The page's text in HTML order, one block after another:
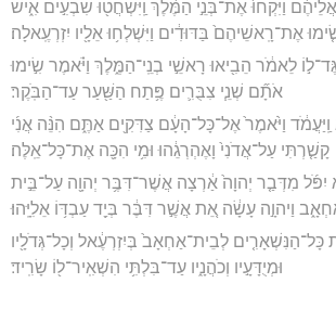
וַיִּקְחוּ֙ אֶת־בְּנֵ֣י הַמֶּ֔לֶךְ וַֽיִּשְׁחֲט֖וּ שִׁבְעִ֣ים אִ֑ישׁ
אֶת־רָֽאשֵׁיהֶם֙ בַּדּוּדִ֔ים וַיִּשְׁלְח֥וּ אֵלָ֖יו יִזְרְעֶֽאלָה׃
לֵאמֹ֔ר הֵבִ֖יאוּ רָאשֵׁ֣י בְנֵֽי־הַמֶּ֑לֶךְ וַיֹּ֗אמֶר שִׂ֣ימוּ
אֹתָ֞ם שְׁנֵ֧י צִבֻּרִ֛ים פֶּ֥תַח הַשַּׁ֖עַר עַד־הַבֹּֽקֶר׃
וַֽיַּעֲמֹ֔ד וַיֹּ֙אמֶר֙ אֶל־כָּל־הָעָ֔ם צַדִּקִ֖ים אַתֶּ֑ם הִנֵּ֨ה אֲנִ֜י
קָשַׁ֤רְתִּי עַל־אֲדֹנִי֙ וָאֶהְרְגֵ֔הוּ וּמִ֥י הִכָּ֖ה אֶת־כָּל־אֵֽלֶּה׃
יִפֹּ֜ל מִדְּבַ֤ר יְהוָה֙ אַ֔רְצָה אֲשֶׁר־דִּבֶּ֥ר יְהוָ֖ה עַל־בֵּ֣ית
וַיהוָ֣ה עָשָׂ֔ה אֵ֚ת אֲשֶׁ֣ר דִּבֶּ֔ר בְּיַ֖ד עַבְדּ֥וֹ אֵלִיָּֽהוּ׃
כָּל־הַנִּשְׁאָרִ֤ים לְבֵית־אַחְאָב֙ בְּיִזְרְעֶ֔אל וְכָל־גְּדֹלָ֖יו
וּמְיֻדָּעָ֣יו וְכֹהֲנָ֑יו עַד־בִּלְתִּ֥י הִשְׁאִֽיר־ל֖וֹ שָׂרִֽיד׃